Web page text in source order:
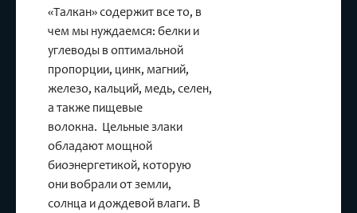
«Талкан» содержит все то, в
чем мы нуждаемся: белки и
углеводы в оптимальной
пропорции, цинк, магний,
железо, кальций, медь, селен,
а также пищевые
волокна. Цельные злаки
обладают мощной
биоэнергетикой, которую
они вобрали от земли,
солнца и дождевой влаги. В